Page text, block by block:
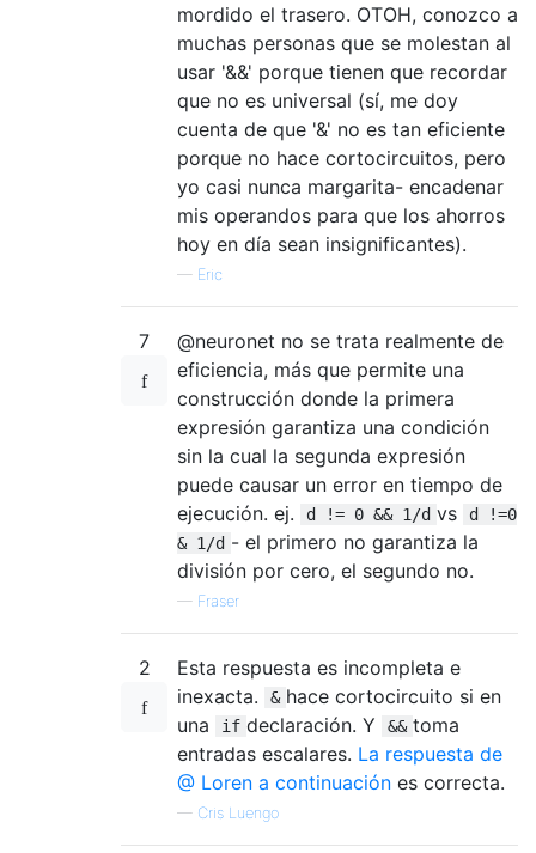
mordido el trasero. OTOH, conozco a
muchas personas que se molestan al
usar '&&' porque tienen que recordar
que no es universal (sí, me doy
cuenta de que '&' no es tan eficiente
porque no hace cortocircuitos, pero
yo casi nunca margarita- encadenar
mis operandos para que los ahorros
hoy en día sean insignificantes).
— Eric
7
@neuronet no se trata realmente de
eficiencia, más que permite una
construcción donde la primera
expresión garantiza una condición
sin la cual la segunda expresión
puede causar un error en tiempo de
ejecución. ej.
d != 0 && 1/d vs
d !=0
& 1/d - el primero no garantiza la
división por cero, el segundo no.
— Fraser
2
Esta respuesta es incompleta e
inexacta.
& hace cortocircuito si en
una
if declaración. Y && toma
entradas escalares. La respuesta de
@ Loren a continuación es correcta.
— Cris Luengo